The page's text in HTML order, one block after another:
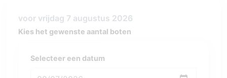
voor vrijdag 7 augustus 2026
Kies het gewenste aantal boten
Selecteer een datum